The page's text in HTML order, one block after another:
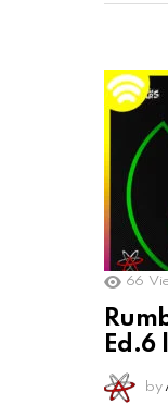
66
Ed.6
by